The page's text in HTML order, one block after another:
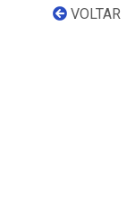
VOLTAR